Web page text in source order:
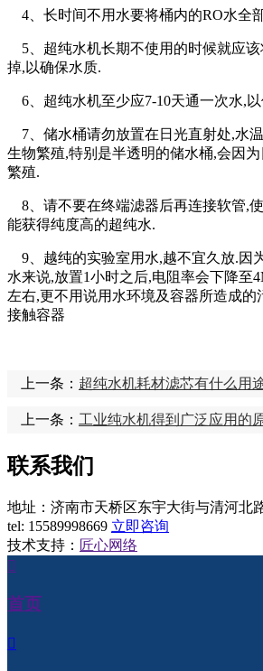
4、长时间不用水要将桶内的RO水全
5、超纯水机长期不使用的时候就应
掉,以确保水质.
6、超纯水机至少应7-10天通一次水,
7、储水桶请勿放置在日光直射处,水
生物繁殖,特别是半透明的储水桶,会因
繁殖.
8、请不要在终端滤器后再连接软管,
能获得纯度高的超纯水.
9、越纯的实验室用水,越不宜久放.因
水来说,放置1小时之后,电阻率会下降至
左右,更不用说用水环境及容器所造成的
接触容器
上一条： 超纯水机耗材滤芯有什么用
上一条： 工业纯水机得到广泛应用的
联系我们
地址：济南市天桥区东宇大街与清河北
tel: 15589998669 立即咨询
技术支持： 匠心网络

首页
